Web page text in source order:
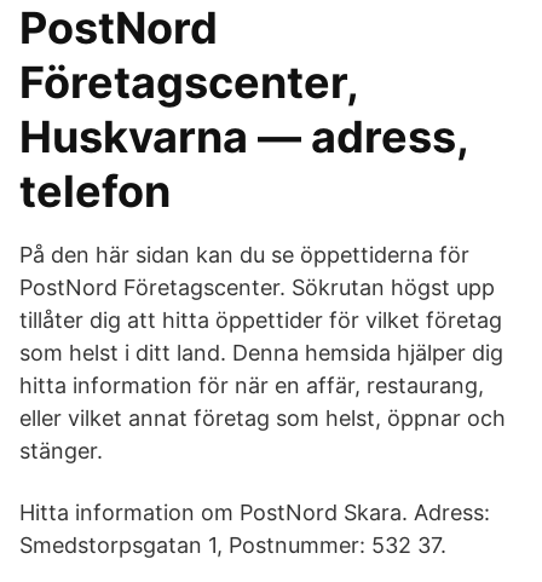
PostNord
Företagscenter,
Huskvarna — adress,
telefon
På den här sidan kan du se öppettiderna för
PostNord Företagscenter. Sökrutan högst upp
tillåter dig att hitta öppettider för vilket företag
som helst i ditt land. Denna hemsida hjälper dig
hitta information för när en affär, restaurang,
eller vilket annat företag som helst, öppnar och
stänger.
Hitta information om PostNord Skara. Adress:
Smedstorpsgatan 1, Postnummer: 532 37.